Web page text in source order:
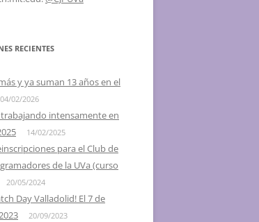
VALLADOLID, EL 24 DE MAYO
2013 – II SCRATCH DAY
VALLADOLID, EL 18 DE MAYO
VALLADOLID, 26 DE MAYO
RECIENTES
y ya suman 13 años en el
04/02/2026
trabajando intensamente en
14/02/2025
para el Club de
de la UVa (curso
20/05/2024
Day Valladolid! El 7 de
20/09/2023